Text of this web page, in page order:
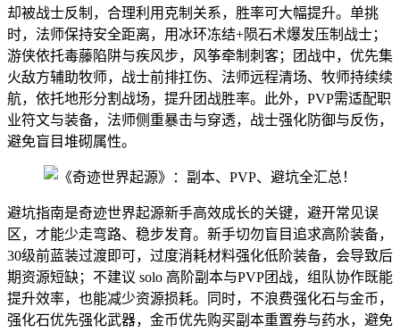
却被战士反制，合理利用克制关系，胜率可大幅提升。单挑
时，法师保持安全距离，用冰环冻结+陨石术爆发压制战士；
游侠依托毒藤陷阱与疾风步，风筝牵制刺客；团战中，优先集
火敌方辅助牧师，战士前排扛伤、法师远程清场、牧师持续续
航，依托地形分割战场，提升团战胜率。此外，PVP需适配职
业符文与装备，法师侧重暴击与穿透，战士强化防御与反伤，
避免盲目堆砌属性。
避坑指南是奇迹世界起源新手高效成长的关键，避开常见误
区，才能少走弯路、稳步发育。新手切勿盲目追求高阶装备，
30级前蓝装过渡即可，过度消耗材料强化低阶装备，会导致后
期资源短缺；不建议 solo 高阶副本与PVP团战，组队协作既能
提升效率，也能减少资源损耗。同时，不浪费强化石与金币，
强化石优先强化武器，金币优先购买副本重置券与药水，避免